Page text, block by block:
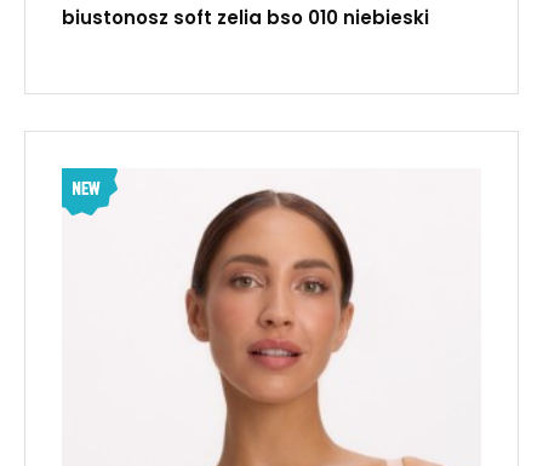
biustonosz soft zelia bso 010 niebieski